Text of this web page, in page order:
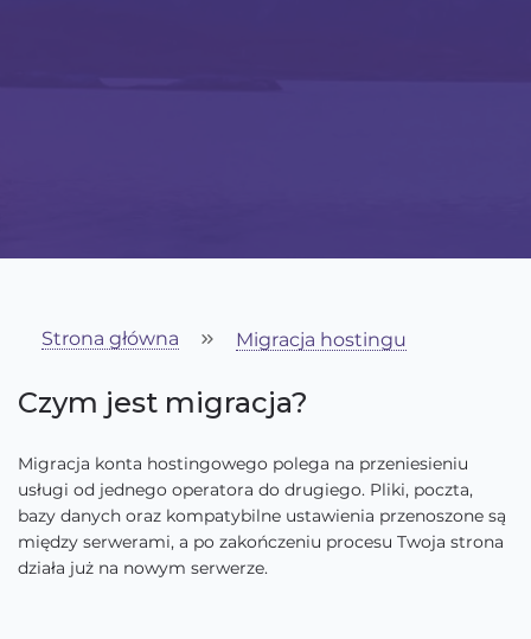
Strona główna Migracja hostingu
Czym jest migracja?
Migracja konta hostingowego polega na przeniesieniu
usługi od jednego operatora do drugiego. Pliki, poczta,
bazy danych oraz kompatybilne ustawienia przenoszone są
między serwerami, a po zakończeniu procesu Twoja strona
działa już na nowym serwerze.